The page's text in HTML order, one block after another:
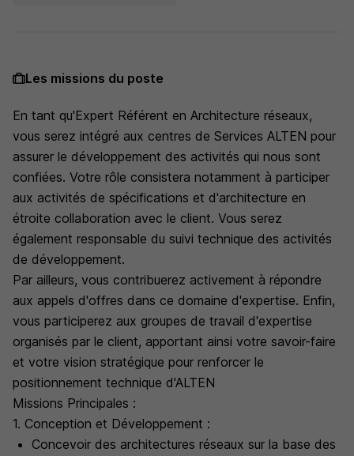
Les missions du poste
En tant qu'Expert Référent en Architecture réseaux,
vous serez intégré aux centres de Services ALTEN pour
assurer le développement des activités qui nous sont
confiées. Votre rôle consistera notamment à participer
aux activités de spécifications et d'architecture en
étroite collaboration avec le client. Vous serez
également responsable du suivi technique des activités
de développement.
Par ailleurs, vous contribuerez activement à répondre
aux appels d'offres dans ce domaine d'expertise. Enfin,
vous participerez aux groupes de travail d'expertise
organisés par le client, apportant ainsi votre savoir-faire
et votre vision stratégique pour renforcer le
positionnement technique d'ALTEN
Missions Principales :
1. Conception et Développement :
Concevoir des architectures réseaux sur la base des